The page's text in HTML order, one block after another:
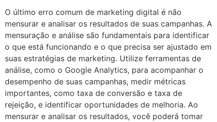
O último erro comum de marketing digital é não
mensurar e analisar os resultados de suas campanhas. A
mensuração e análise são fundamentais para identificar
o que está funcionando e o que precisa ser ajustado em
suas estratégias de marketing. Utilize ferramentas de
análise, como o Google Analytics, para acompanhar o
desempenho de suas campanhas, medir métricas
importantes, como taxa de conversão e taxa de
rejeição, e identificar oportunidades de melhoria. Ao
mensurar e analisar os resultados, você poderá tomar